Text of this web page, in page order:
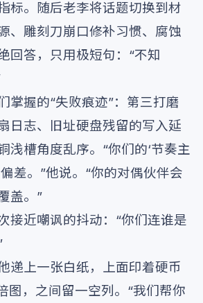
标。随后老李将话题切换到材
、雕刻刀崩口修补习惯、腐蚀
回答，只用极短句：“不知
掌握的“失败痕迹”：第三打磨
日志、旧址硬盘残留的写入延
浅槽角度乱序。“你们的‘节奏主
差。”他说。“你的对偶伙伴会
盖。”
接近嘲讽的抖动：“你们连谁是
递上一张白纸，上面印着硬币
图，之间留一空列。“我们帮你